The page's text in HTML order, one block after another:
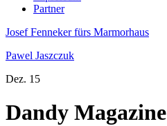
Partner
Josef Fenneker fürs Marmorhaus
Pawel Jaszczuk
Dez. 15
Dandy Magazine